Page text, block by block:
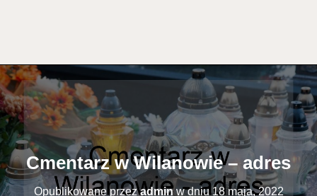
Cmentarz w Wilanowie – adres
Opublikowane przezadminw dniu18 maja, 2022